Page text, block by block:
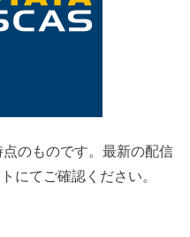
のものです。最新の配信
にてご確認ください。